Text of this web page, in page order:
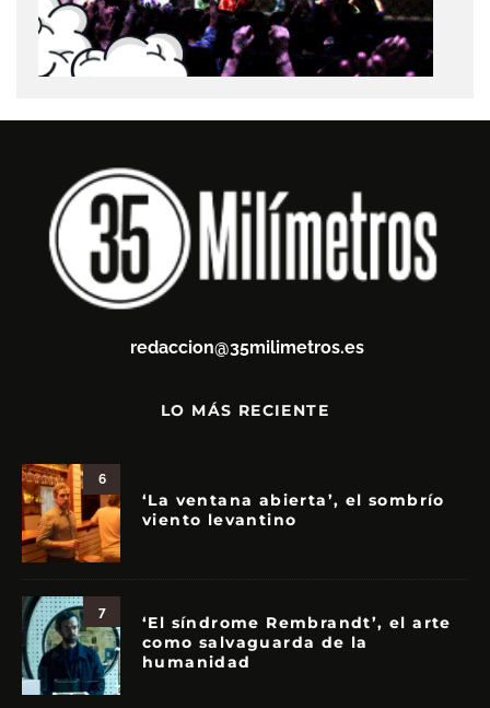
redaccion@35milimetros.es
LO MÁS RECIENTE
6
‘La ventana abierta’, el sombrío
viento levantino
7
‘El síndrome Rembrandt’, el arte
como salvaguarda de la
humanidad